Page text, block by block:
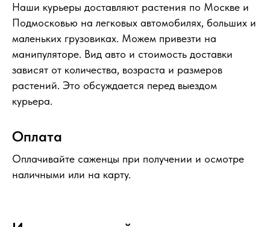
Наши курьеры доставляют растения по Москве и
Подмосковью на легковых автомобилях, больших и
маленьких грузовиках. Можем привезти на
манипуляторе. Вид авто и стоимость доставки
зависят от количества, возраста и размеров
растений. Это обсуждается перед выездом
курьера.
Оплата
Оплачивайте саженцы при получении и осмотре
наличными или на карту.